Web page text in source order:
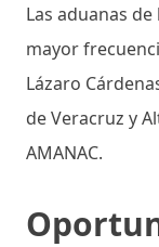
Las aduanas
mayor
Lázaro
de Veracruz y
AMANAC.